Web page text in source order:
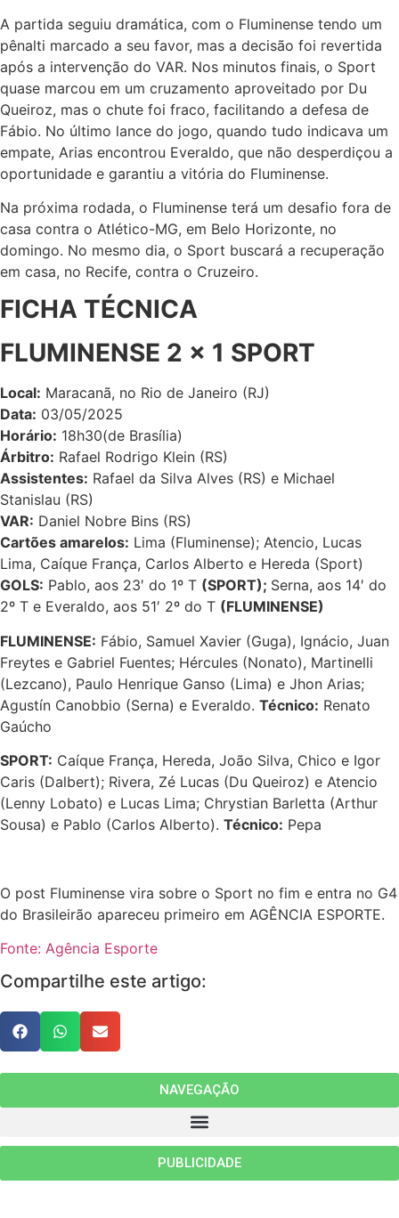
A partida seguiu dramática, com o Fluminense tendo um
pênalti marcado a seu favor, mas a decisão foi revertida
após a intervenção do VAR. Nos minutos finais, o Sport
quase marcou em um cruzamento aproveitado por Du
Queiroz, mas o chute foi fraco, facilitando a defesa de
Fábio. No último lance do jogo, quando tudo indicava um
empate, Arias encontrou Everaldo, que não desperdiçou a
oportunidade e garantiu a vitória do Fluminense.
Na próxima rodada, o Fluminense terá um desafio fora de
casa contra o Atlético-MG, em Belo Horizonte, no
domingo. No mesmo dia, o Sport buscará a recuperação
em casa, no Recife, contra o Cruzeiro.
FICHA TÉCNICA
FLUMINENSE 2 x 1 SPORT
Local: Maracanã, no Rio de Janeiro (RJ)
Data: 03/05/2025
Horário: 18h30(de Brasília)
Árbitro: Rafael Rodrigo Klein (RS)
Assistentes: Rafael da Silva Alves (RS) e Michael
Stanislau (RS)
VAR: Daniel Nobre Bins (RS)
Cartões amarelos: Lima (Fluminense); Atencio, Lucas
Lima, Caíque França, Carlos Alberto e Hereda (Sport)
GOLS: Pablo, aos 23′ do 1º T (SPORT); Serna, aos 14′ do
2º T e Everaldo, aos 51′ 2º do T (FLUMINENSE)
FLUMINENSE: Fábio, Samuel Xavier (Guga), Ignácio, Juan
Freytes e Gabriel Fuentes; Hércules (Nonato), Martinelli
(Lezcano), Paulo Henrique Ganso (Lima) e Jhon Arias;
Agustín Canobbio (Serna) e Everaldo. Técnico: Renato
Gaúcho
SPORT: Caíque França, Hereda, João Silva, Chico e Igor
Caris (Dalbert); Rivera, Zé Lucas (Du Queiroz) e Atencio
(Lenny Lobato) e Lucas Lima; Chrystian Barletta (Arthur
Sousa) e Pablo (Carlos Alberto). Técnico: Pepa
O post Fluminense vira sobre o Sport no fim e entra no G4
do Brasileirão apareceu primeiro em AGÊNCIA ESPORTE.
Fonte: Agência Esporte
Compartilhe este artigo:
NAVEGAÇÃO
PUBLICIDADE